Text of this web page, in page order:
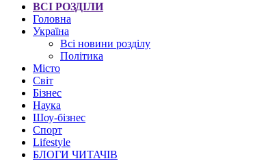
ВСІ РОЗДІЛИ
Головна
Україна
Всі новини розділу
Політика
Місто
Світ
Бізнес
Наука
Шоу-бізнес
Спорт
Lifestyle
БЛОГИ ЧИТАЧІВ